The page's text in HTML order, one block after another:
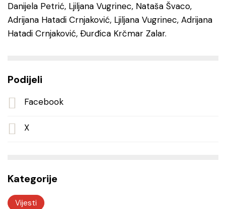
Danijela Petrić, Ljiljana Vugrinec, Nataša Švaco,
Adrijana Hatadi Crnjaković, Ljiljana Vugrinec, Adrijana
Hatadi Crnjaković, Đurđica Krčmar Zalar.
Podijeli
Facebook
X
Kategorije
Vijesti